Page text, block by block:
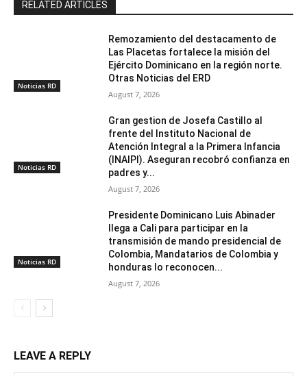
RELATED ARTICLES
Noticias RD
Remozamiento del destacamento de
Las Placetas fortalece la misión del
Ejército Dominicano en la región norte.
Otras Noticias del ERD
August 7, 2026
Noticias RD
Gran gestion de Josefa Castillo al
frente del Instituto Nacional de
Atención Integral a la Primera Infancia
(INAIPI). Aseguran recobró confianza en
padres y...
August 7, 2026
Noticias RD
Presidente Dominicano Luis Abinader
llega a Cali para participar en la
transmisión de mando presidencial de
Colombia, Mandatarios de Colombia y
honduras lo reconocen...
August 7, 2026
LEAVE A REPLY